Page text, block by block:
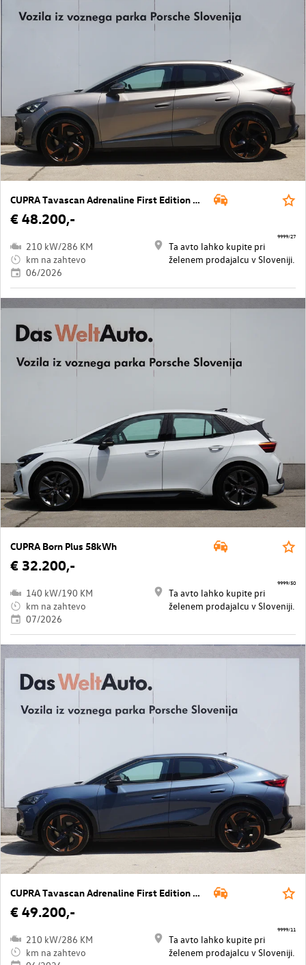
CUPRA Tavascan Adrenaline First Edition 77 kWh
€ 48.200,-
210 kW/286 KM
km na zahtevo
06/2026
Ta avto lahko kupite pri
želenem prodajalcu v Sloveniji.
9999/27
CUPRA Born Plus 58kWh
€ 32.200,-
140 kW/190 KM
km na zahtevo
07/2026
Ta avto lahko kupite pri
želenem prodajalcu v Sloveniji.
9999/50
CUPRA Tavascan Adrenaline First Edition 77 kWh
€ 49.200,-
210 kW/286 KM
km na zahtevo
Ta avto lahko kupite pri
želenem prodajalcu v Sloveniji.
9999/11